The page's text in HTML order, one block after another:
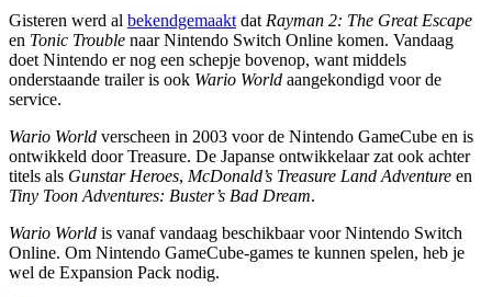
Gisteren werd al bekendgemaakt dat Rayman 2: The Great Escape
en Tonic Trouble naar Nintendo Switch Online komen. Vandaag
doet Nintendo er nog een schepje bovenop, want middels
onderstaande trailer is ook Wario World aangekondigd voor de
service.
Wario World verscheen in 2003 voor de Nintendo GameCube en is
ontwikkeld door Treasure. De Japanse ontwikkelaar zat ook achter
titels als Gunstar Heroes, McDonald’s Treasure Land Adventure en
Tiny Toon Adventures: Buster’s Bad Dream.
Wario World is vanaf vandaag beschikbaar voor Nintendo Switch
Online. Om Nintendo GameCube-games te kunnen spelen, heb je
wel de Expansion Pack nodig.